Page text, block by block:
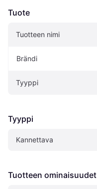
Tuote
Tuotteen nimi
Brändi
Tyyppi
Tyyppi
Kannettava
Tuotteen ominaisuudet